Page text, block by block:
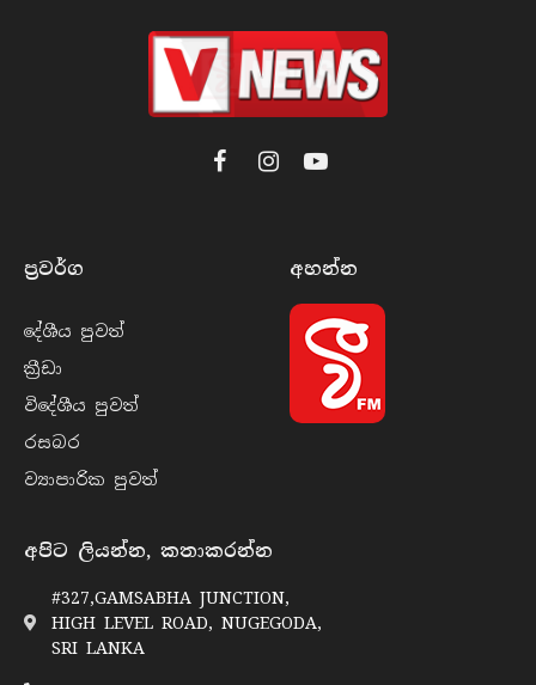
FacebookInstagramYouTube
ප්‍රවර්​ග
දේශීය පුව​ත්
ක්‍රී​ඩා
විදේශීය පුව​ත්
රසබ​ර
ව්‍යාපාරික පුව​ත්
අහන්​න
අපිට ලියන්න, කතාකරන්න
#327,GAMSABHA JUNCTION,
HIGH LEVEL ROAD, NUGEGODA,
SRI LANKA